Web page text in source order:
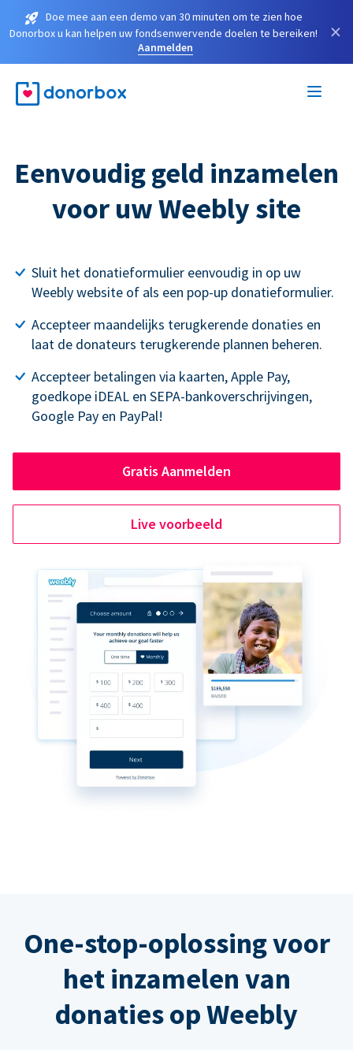
Doe mee aan een demo van 30 minuten om te zien hoe
Donorbox u kan helpen uw fondsenwervende doelen te bereiken!
Aanmelden
×
Eenvoudig geld inzamelen
voor uw Weebly site
Sluit het donatieformulier eenvoudig in op uw
Weebly website of als een pop-up donatieformulier.
Accepteer maandelijks terugkerende donaties en
laat de donateurs terugkerende plannen beheren.
Accepteer betalingen via kaarten, Apple Pay,
goedkope iDEAL en SEPA-bankoverschrijvingen,
Google Pay en PayPal!
Gratis Aanmelden
Live voorbeeld
One-stop-oplossing voor
het inzamelen van
donaties op Weebly